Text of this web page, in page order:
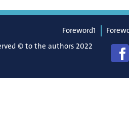
Foreword1
© to the authors 2022